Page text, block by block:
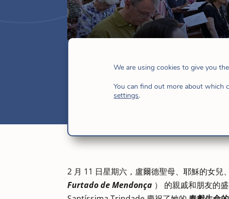
2 月 15, 2023 |巴西,巴西-加勒比海地區,
2 月 11 日星期六，盧爾德聖母、耶穌的女兒
Furtado de Mendonça ） 的親戚和朋友的
We are using cookies to give you
You can find out more about which
settings.